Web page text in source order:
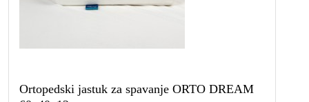
Ortopedski jastuk za spavanje ORTO DREAM